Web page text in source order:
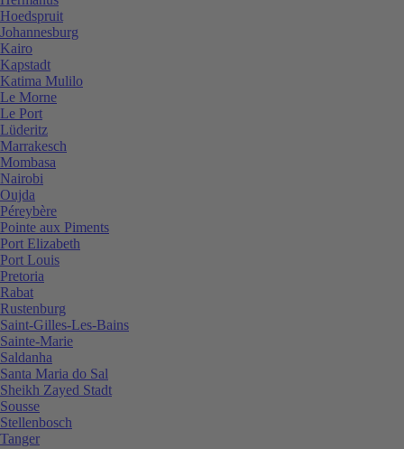
Hoedspruit
Johannesburg
Kairo
Kapstadt
Katima Mulilo
Le Morne
Le Port
Lüderitz
Marrakesch
Mombasa
Nairobi
Oujda
Péreybère
Pointe aux Piments
Port Elizabeth
Port Louis
Pretoria
Rabat
Rustenburg
Saint-Gilles-Les-Bains
Sainte-Marie
Saldanha
Santa Maria do Sal
Sheikh Zayed Stadt
Sousse
Stellenbosch
Tanger